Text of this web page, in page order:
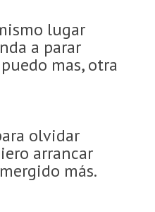
lugar
a parar
mas, otra
olvidar
arrancar
más.